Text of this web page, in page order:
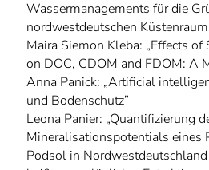
Wassermanagements für die
nordwestdeutschen
Maira Siemon Kleba: „Effects
on DOC, CDOM and FDOM: A
Anna Panick: „Artificial
und Bodenschutz”
Leona Panier: „Quantifizierung
Mineralisationspotentials eines
Podsol in